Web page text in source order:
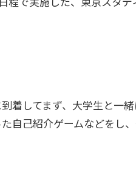
着してまず、大学生と一
自己紹介ゲームなどをし